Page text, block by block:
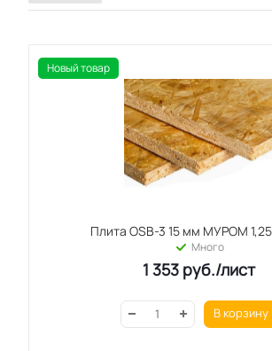
Новый товар
Плита OSB-3 15 мм МУРОМ
Много
1 353 руб./лист
В корзину